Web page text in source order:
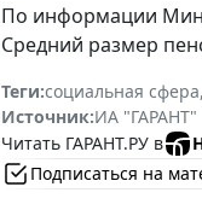
По информации
Средний размер
Теги:социальная сфера,
Источник:ИА "ГАРАНТ"
Читать ГАРАНТ.РУ в
Подписаться на